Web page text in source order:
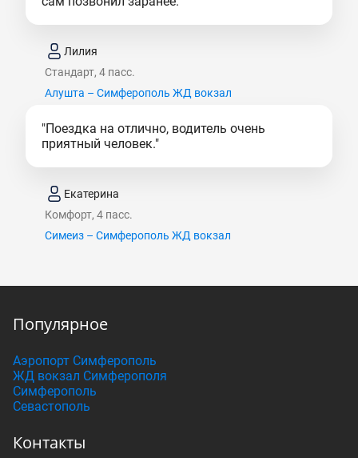
Лилия
Стандарт, 4 пасс.
Алушта – Симферополь ЖД вокзал
"Поездка на отлично, водитель очень
приятный человек."
Екатерина
Комфорт, 4 пасс.
Симеиз – Симферополь ЖД вокзал
Популярное
Аэропорт Симферополь
ЖД вокзал Симферополя
Симферополь
Севастополь
Контакты